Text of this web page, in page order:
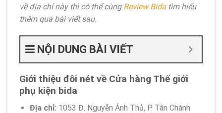
về địa chỉ này thì có thể cùng Review Bida tìm hiểu
thêm qua bài viết sau.
NỘI DUNG BÀI VIẾT
Giới thiệu đôi nét về Cửa hàng Thế giới
phụ kiện bida
Địa chỉ: 1053 Đ. Nguyễn Ảnh Thủ, P. Tân Chánh